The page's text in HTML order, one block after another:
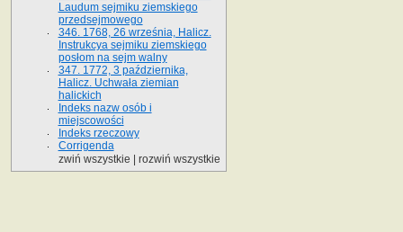
Laudum sejmiku ziemskiego
przedsejmowego
346. 1768, 26 września, Halicz.
Instrukcya sejmiku ziemskiego
posłom na sejm walny
347. 1772, 3 października,
Halicz. Uchwała ziemian
halickich
Indeks nazw osób i
miejscowości
Indeks rzeczowy
Corrigenda
zwiń wszystkie
rozwiń wszystkie